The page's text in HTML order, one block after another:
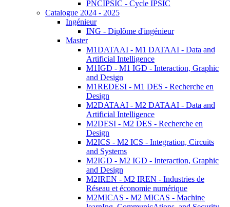
PNCIPSIC - Cycle IPSIC
Catalogue 2024 - 2025
Ingénieur
ING - Diplôme d'ingénieur
Master
M1DATAAI - M1 DATAAI - Data and
Artificial Intelligence
M1IGD - M1 IGD - Interaction, Graphic
and Design
M1REDESI - M1 DES - Recherche en
Design
M2DATAAI - M2 DATAAI - Data and
Artificial Intelligence
M2DESI - M2 DES - Recherche en
Design
M2ICS - M2 ICS - Integration, Circuits
and Systems
M2IGD - M2 IGD - Interaction, Graphic
and Design
M2IREN - M2 IREN - Industries de
Réseau et économie numérique
M2MICAS - M2 MICAS - Machine